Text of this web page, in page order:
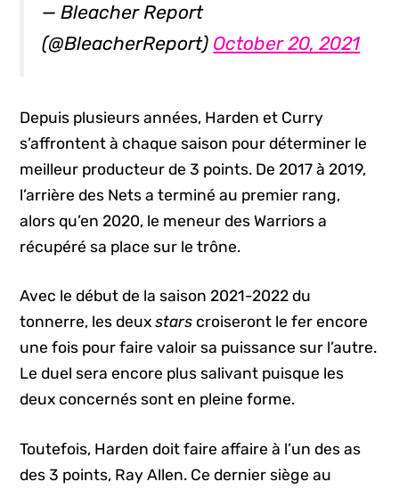
— Bleacher Report
(@BleacherReport) October 20, 2021
Depuis plusieurs années, Harden et Curry
s’affrontent à chaque saison pour déterminer le
meilleur producteur de 3 points. De 2017 à 2019,
l’arrière des Nets a terminé au premier rang,
alors qu’en 2020, le meneur des Warriors a
récupéré sa place sur le trône.
Avec le début de la saison 2021-2022 du
tonnerre, les deuxstars croiseront le fer encore
une fois pour faire valoir sa puissance sur l’autre.
Le duel sera encore plus salivant puisque les
deux concernés sont en pleine forme.
Toutefois, Harden doit faire affaire à l’un des as
des 3 points, Ray Allen. Ce dernier siège au